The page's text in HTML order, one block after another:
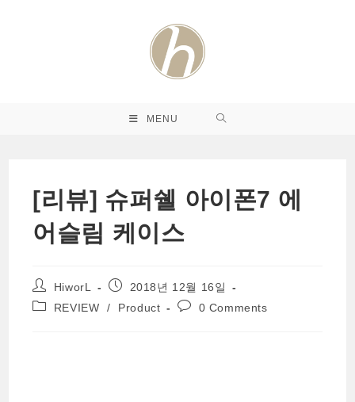
MENU
[리뷰] 슈퍼쉘 아이폰7 에
어슬림 케이스
Post
author:
HiworL
Post2018년 12월 16일
PostREVIEW / Product
Post0 Comments